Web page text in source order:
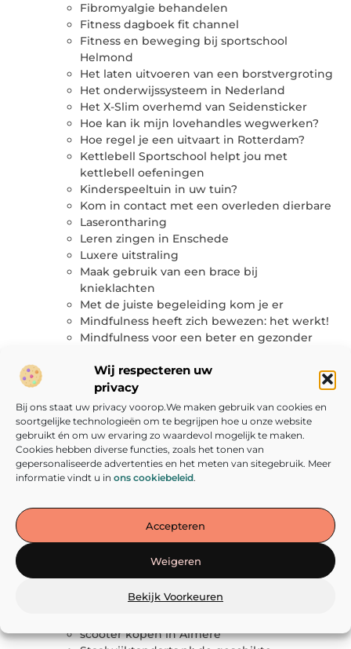
Wij respecteren uw
privacy
Bij ons staat uw privacy voorop.We maken gebruik van cookies en
soortgelijke technologieën om te begrijpen hoe u onze website
gebruikt én om uw ervaring zo waardevol mogelijk te maken.
Cookies hebben diverse functies, zoals het tonen van
gepersonaliseerde advertenties en het meten van sitegebruik. Meer
informatie vindt u in ons cookiebeleid.
Accepteren
Weigeren
Bekijk Voorkeuren
Fibromyalgie behandelen
Fitness dagboek fit channel
Fitness en beweging bij sportschool
Helmond
Het laten uitvoeren van een borstvergroting
Het onderwijssysteem in Nederland
Het X-Slim overhemd van Seidensticker
Hoe kan ik mijn lovehandles wegwerken?
Hoe regel je een uitvaart in Rotterdam?
Kettlebell Sportschool helpt jou met
kettlebell oefeningen
Kinderspeeltuin in uw tuin?
Kom in contact met een overleden dierbare
Laserontharing
Leren zingen in Enschede
Luxere uitstraling
Maak gebruik van een brace bij
knieklachten
Met de juiste begeleiding kom je er
Mindfulness heeft zich bewezen: het werkt!
Mindfulness voor een beter en gezonder
Natuurlijke FUE haartransplantatie
Natuurlijke tandpasta zonder fluoride met
kokosolie
Online een enkelbrace bestellen
Ontdek het dansen bij DD Dance Studio
Ooglift: Al jarenlange ervaring met
oogchirurgie
Op een veilige manier voertuigen besturen
Regel je zorg online met mijn
Schilderen met plezier
scooter kopen in Almere